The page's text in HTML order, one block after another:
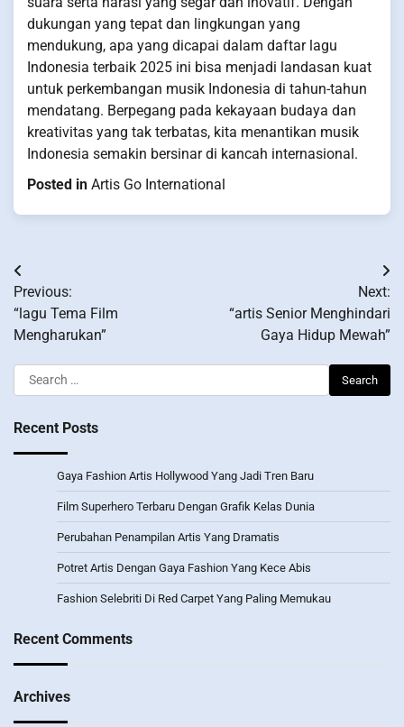
dukungan yang tepat dan lingkungan yang
mendukung, apa yang dicapai dalam daftar lagu
Indonesia terbaik 2025 ini bisa menjadi landasan kuat
untuk perkembangan musik Indonesia di tahun-tahun
mendatang. Berpegang pada kekayaan budaya dan
kreativitas yang tak terbatas, kita menantikan musik
Indonesia semakin bersinar di kancah internasional.
Posted in Artis Go International
Post
navigation
Previous:
“lagu Tema Film
Mengharukan”
Next:
“artis Senior Menghindari
Gaya Hidup Mewah”
Search
for:
Recent Posts
Gaya Fashion Artis Hollywood Yang Jadi Tren Baru
Film Superhero Terbaru Dengan Grafik Kelas Dunia
Perubahan Penampilan Artis Yang Dramatis
Potret Artis Dengan Gaya Fashion Yang Kece Abis
Fashion Selebriti Di Red Carpet Yang Paling Memukau
Recent Comments
Archives